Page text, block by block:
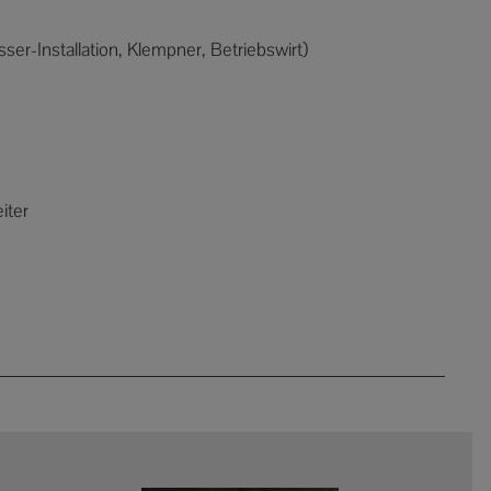
Installation, Klempner, Betriebswirt)